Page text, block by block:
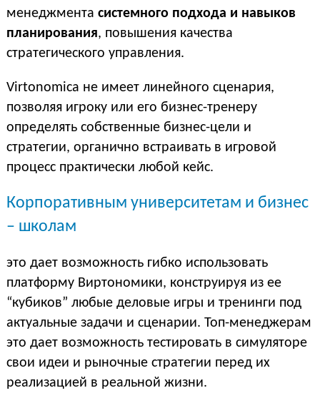
менеджмента системного подхода и навыков
планирования, повышения качества
стратегического управления.
Virtonomica не имеет линейного сценария,
позволяя игроку или его бизнес-тренеру
определять собственные бизнес-цели и
стратегии, органично встраивать в игровой
процесс практически любой кейс.
Корпоративным университетам и бизнес
– школам
это дает возможность гибко использовать
платформу Виртономики, конструируя из ее
“кубиков” любые деловые игры и тренинги под
актуальные задачи и сценарии. Топ-менеджерам
это дает возможность тестировать в симуляторе
свои идеи и рыночные стратегии перед их
реализацией в реальной жизни.